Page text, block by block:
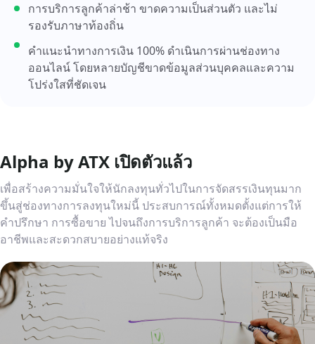
การบริการลูกค้าล่าช้า ขาดความเป็นส่วนตัว และไม่
รองรับภาษาท้องถิ่น
คำแนะนำทางการเงิน 100% ดำเนินการผ่านช่องทาง
ออนไลน์ โดยหลายบัญชีขาดข้อมูลส่วนบุคคลและความ
โปร่งใสที่ชัดเจน
Alpha by ATX เปิดตัวแล้ว
เพื่อสร้างความมั่นใจให้นักลงทุนทั่วไปในการจัดสรรเงินทุนมาก
ขึ้นสู่ช่องทางการลงทุนใหม่นี้ ประสบการณ์ทั้งหมดตั้งแต่การให้
คำปรึกษา การซื้อขาย ไปจนถึงการบริการลูกค้า จะต้องเป็นมือ
อาชีพและสะดวกสบายอย่างแท้จริง